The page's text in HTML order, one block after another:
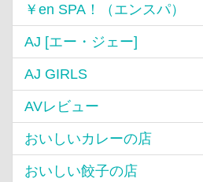
￥en SPA！（エンスパ）
AJ [エー・ジェー]
AJ GIRLS
AVレビュー
おいしいカレーの店
おいしい餃子の店